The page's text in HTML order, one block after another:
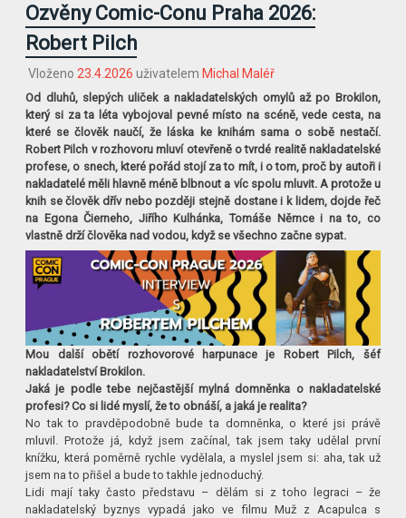
Ozvěny Comic-Conu Praha 2026:
Robert Pilch
Vloženo 23.4.2026 uživatelem Michal Maléř
Od dluhů, slepých uliček a nakladatelských omylů až po Brokilon,
který si za ta léta vybojoval pevné místo na scéně, vede cesta, na
které se člověk naučí, že láska ke knihám sama o sobě nestačí.
Robert Pilch v rozhovoru mluví otevřeně o tvrdé realitě nakladatelské
profese, o snech, které pořád stojí za to mít, i o tom, proč by autoři i
nakladatelé měli hlavně méně blbnout a víc spolu mluvit. A protože u
knih se člověk dřív nebo později stejně dostane i k lidem, dojde řeč
na Egona Čierneho, Jiřího Kulhánka, Tomáše Němce i na to, co
vlastně drží člověka nad vodou, když se všechno začne sypat.
Mou další obětí rozhovorové harpunace je Robert Pilch, šéf
nakladatelství Brokilon.
Jaká je podle tebe nejčastější mylná domněnka o nakladatelské
profesi? Co si lidé myslí, že to obnáší, a jaká je realita?
No tak to pravděpodobně bude ta domněnka, o které jsi právě
mluvil. Protože já, když jsem začínal, tak jsem taky udělal první
knížku, která poměrně rychle vydělala, a myslel jsem si: aha, tak už
jsem na to přišel a bude to takhle jednoduchý.
Lidi mají taky často představu – dělám si z toho legraci – že
nakladatelský byznys vypadá jako ve filmu Muž z Acapulca s